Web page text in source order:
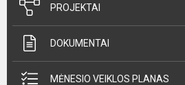
PROJEKTAI
DOKUMENTAI
MĖNESIO VEIKLOS PLANAS